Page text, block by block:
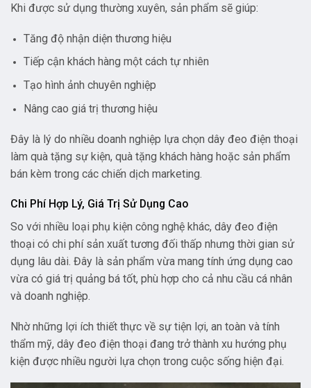
Khi được sử dụng thường xuyên, sản phẩm sẽ giúp:
Tăng độ nhận diện thương hiệu
Tiếp cận khách hàng một cách tự nhiên
Tạo hình ảnh chuyên nghiệp
Nâng cao giá trị thương hiệu
Đây là lý do nhiều doanh nghiệp lựa chọn dây đeo điện thoại
làm quà tặng sự kiện, quà tặng khách hàng hoặc sản phẩm
bán kèm trong các chiến dịch marketing.
Chi Phí Hợp Lý, Giá Trị Sử Dụng Cao
So với nhiều loại phụ kiện công nghệ khác, dây đeo điện
thoại có chi phí sản xuất tương đối thấp nhưng thời gian sử
dụng lâu dài. Đây là sản phẩm vừa mang tính ứng dụng cao
vừa có giá trị quảng bá tốt, phù hợp cho cả nhu cầu cá nhân
và doanh nghiệp.
Nhờ những lợi ích thiết thực về sự tiện lợi, an toàn và tính
thẩm mỹ, dây đeo điện thoại đang trở thành xu hướng phụ
kiện được nhiều người lựa chọn trong cuộc sống hiện đại.